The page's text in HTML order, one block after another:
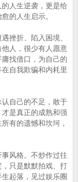
人生逆袭，更是给
的人生启示。
挫折、陷入困境、
人，很少有人愿意
找借口，为自己的
自我欺骗和内耗里
自己的不足，敢于
是真正的成熟和强
有的遗憾和坎坷，
风格。不炒作过往
只是默默拍戏、打
起落，见过娱乐圈